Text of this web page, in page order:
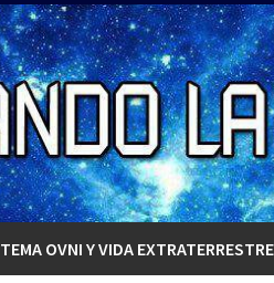
TEMA OVNI Y VIDA EXTRATERRESTRE